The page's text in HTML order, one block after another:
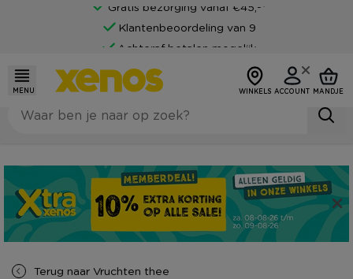
Gratis bezorging vanaf €45,-*
Klantenbeoordeling van 9
Achteraf betalen mogelijk
MENU WINKELS ACCOUNT MANDJE
Terug naar Vruchten thee